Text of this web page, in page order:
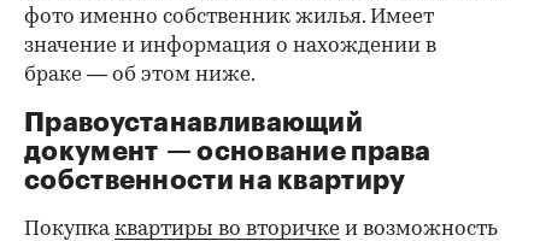
00:00 / 00:00
фото именно собственник жилья. Имеет
значение и информация о нахождении в
браке — об этом ниже.
Правоустанавливающий
документ — основание права
собственности на квартиру
Покупкаквартиры во вторичке и возможность